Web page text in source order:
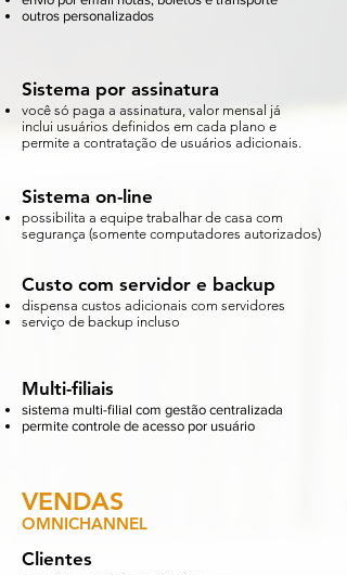
outros personalizados
Sistema por assinatura
você só paga a assinatura, valor mensal já
inclui usuários definidos em cada plano e
permite a contratação de usuários adicionais.
Sistema on-line
possibilita a equipe trabalhar de casa com
segurança (somente computadores autorizados)
Custo com servidor e backup
dispensa custos adicionais com servidores
serviço de backup incluso
Multi-filiais
sistema multi-filial com gestão centralizada
permite controle de acesso por usuário
VENDAS
OMNICHANNEL
Clientes